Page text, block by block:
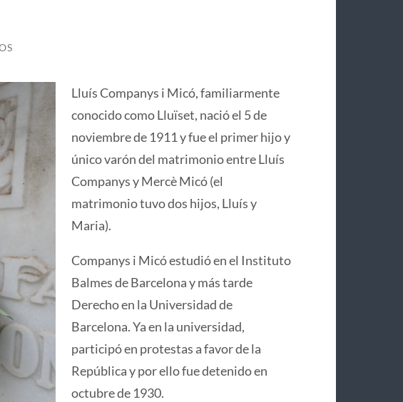
Lluís Companys i Micó, familiarmente
conocido como Lluïset, nació el 5 de
noviembre de 1911 y fue el primer hijo y
único varón del matrimonio entre Lluís
Companys y Mercè Micó (el
matrimonio tuvo dos hijos, Lluís y
Maria).
Companys i Micó estudió en el Instituto
Balmes de Barcelona y más tarde
Derecho en la Universidad de
Barcelona. Ya en la universidad,
participó en protestas a favor de la
República y por ello fue detenido en
octubre de 1930.